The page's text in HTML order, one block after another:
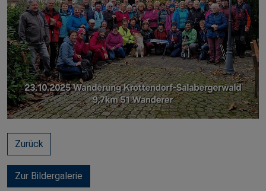
Zurück
Zur Bildergalerie